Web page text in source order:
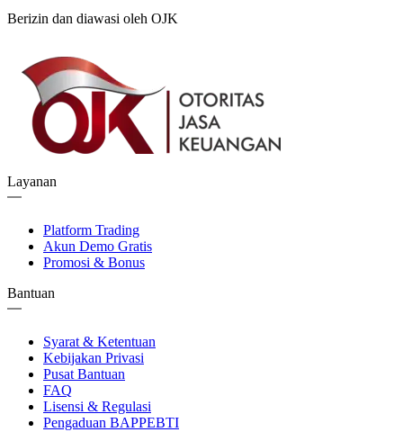
Berizin dan diawasi oleh OJK
Layanan
Platform Trading
Akun Demo Gratis
Promosi & Bonus
Bantuan
Syarat & Ketentuan
Kebijakan Privasi
Pusat Bantuan
FAQ
Lisensi & Regulasi
Pengaduan BAPPEBTI